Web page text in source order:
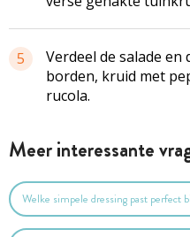
5
Verdeel de salade
borden, kruid met
rucola.
Meer interessante
Welke simpele dressing past perfect